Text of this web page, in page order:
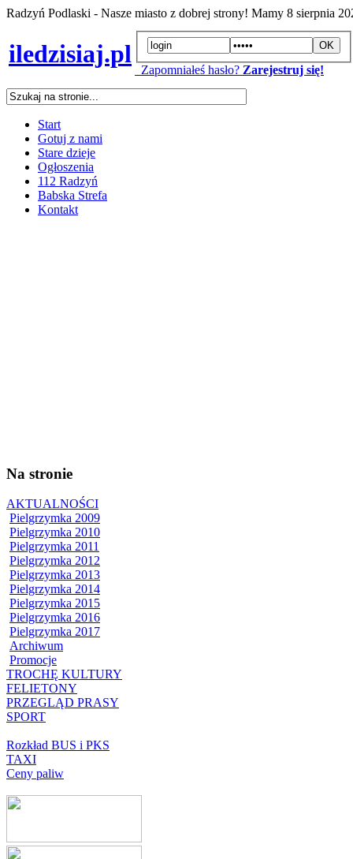
Radzyń Podlaski - Nasze miasto z dobrej strony! Mamy 8 sierpnia
iledzisiaj.pl
Zapomniałeś hasło? Zarejestruj się!
Start
Gotuj z nami
Stare dzieje
Ogłoszenia
112 Radzyń
Babska Strefa
Kontakt
Na stronie
AKTUALNOŚCI
Pielgrzymka 2009
Pielgrzymka 2010
Pielgrzymka 2011
Pielgrzymka 2012
Pielgrzymka 2013
Pielgrzymka 2014
Pielgrzymka 2015
Pielgrzymka 2016
Pielgrzymka 2017
Archiwum
Promocje
TROCHĘ KULTURY
FELIETONY
PRZEGLĄD PRASY
SPORT
Rozkład BUS i PKS
TAXI
Ceny paliw